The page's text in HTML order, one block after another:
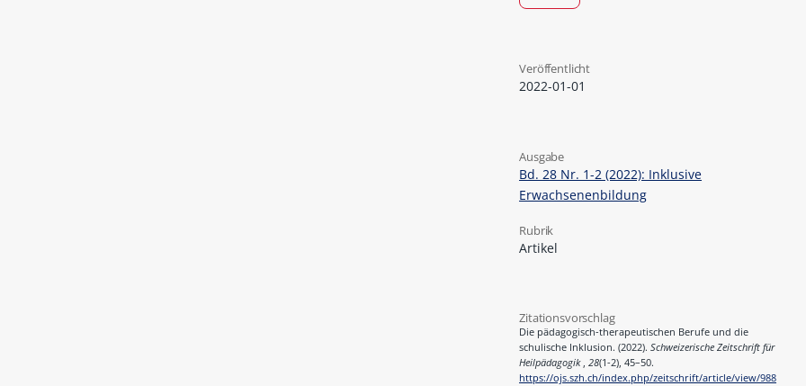
Veröffentlicht
2022-01-01
Ausgabe
Bd. 28 Nr. 1-2 (2022): Inklusive
Erwachsenenbildung
Rubrik
Artikel
Zitationsvorschlag
Die pädagogisch-therapeutischen Berufe und die
schulische Inklusion. (2022).Schweizerische Zeitschrift für
Heilpädagogik ,28(1-2), 45–50.
https://ojs.szh.ch/index.php/zeitschrift/article/view/988